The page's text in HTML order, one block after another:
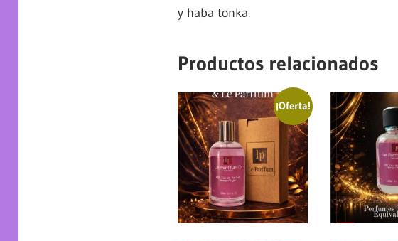
y haba tonka.
Productos relacionados
¡Oferta!